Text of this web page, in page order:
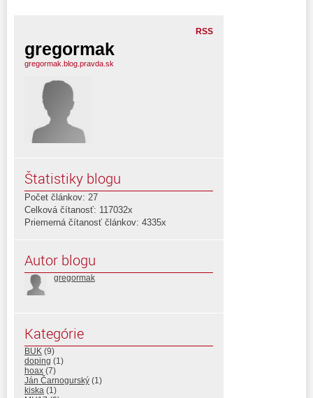
RSS
gregormak
gregormak.blog.pravda.sk
Štatistiky blogu
Počet článkov: 27
Celková čítanosť: 117032x
Priemerná čítanosť článkov: 4335x
Autor blogu
gregormak
Kategórie
BUK (9)
doping (1)
hoax (7)
Ján Čarnogurský (1)
kiska (1)